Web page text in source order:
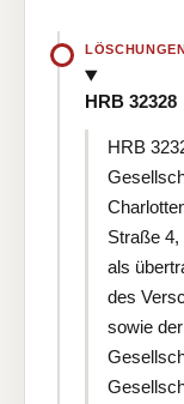
HRB 32328
HRB
Straße
als
des
sowie